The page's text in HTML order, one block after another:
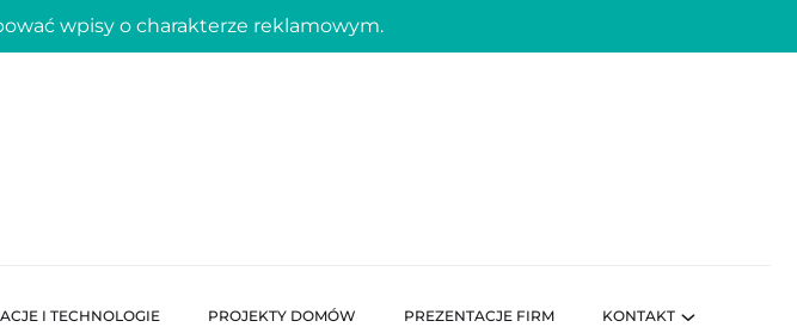
wpisy o charakterze reklamowym.
I TECHNOLOGIE PROJEKTY DOMÓW PREZENTACJE FIRM KONTAKT